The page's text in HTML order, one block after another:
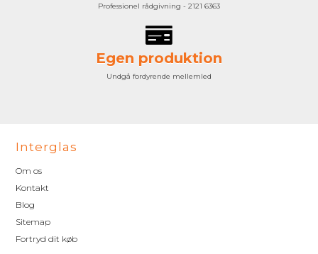
Professionel rådgivning - 2121 6363
Egen produktion
Undgå fordyrende mellemled
Interglas
Om os
Kontakt
Blog
Sitemap
Fortryd dit køb